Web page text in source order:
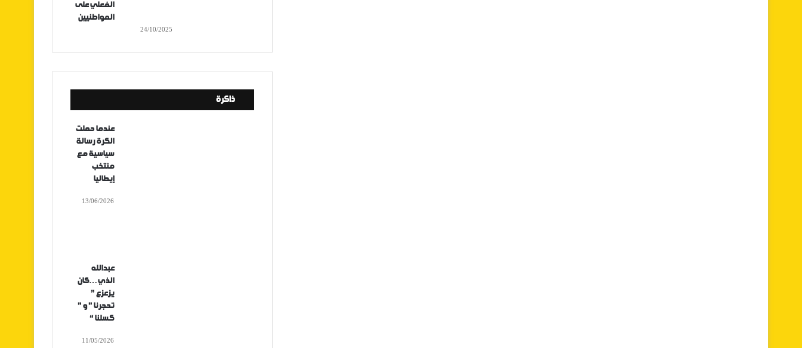
الفعلي على
المواطنيين
24/10/2025
ذاكرة
عندما حملت
الكرة رسالة
سياسية مع
منتخب
إيطاليا
13/06/2026
عبدالله
الذي…كان
يزعزع ”
تحجرنا ” و ”
كسلنا “
11/05/2026